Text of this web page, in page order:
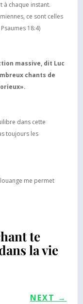
à chaque instant.
ce sont celles
18:4)
massive, dit Luc
chants de
dans cette
toujours les
me permet
te
la vie
NEXT →